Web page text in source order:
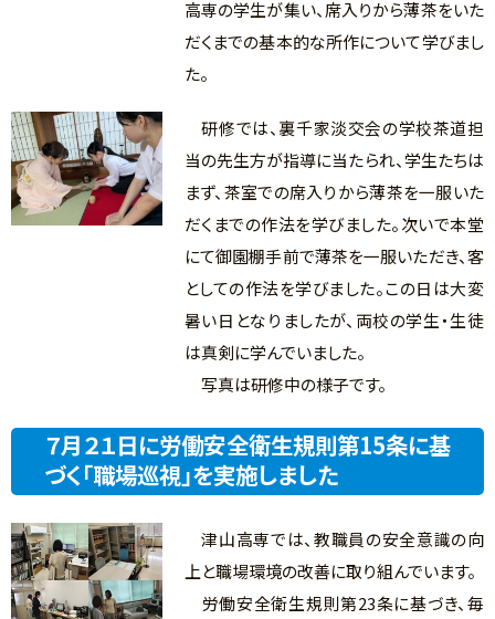
高専の学生が集い、席入りから薄茶をいた
だくまでの基本的な所作について学びまし
た。
研修では、裏千家淡交会の学校茶道担
当の先生方が指導に当たられ、学生たちは
まず、茶室での席入りから薄茶を一服いた
だくまでの作法を学びました。次いで本堂
にて御園棚手前で薄茶を一服いただき、客
としての作法を学びました。この日は大変
暑い日となりましたが、両校の学生・生徒
は真剣に学んでいました。
写真は研修中の様子です。
７月２１日に労働安全衛生規則第15条に基
づく「職場巡視」を実施しました
津山高専では、教職員の安全意識の向
上と職場環境の改善に取り組んでいます。
労働安全衛生規則第23条に基づき、毎